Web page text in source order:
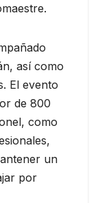
así como
El evento
de 800
como
un
por